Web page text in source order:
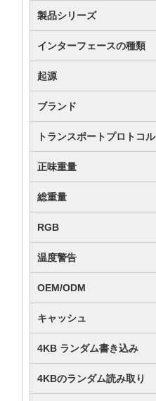
製品シリーズ
インターフェースの種類
起源
ブランド
トランスポートプロトコル
正味重量
総重量
RGB
温度警告
OEM/ODM
キャッシュ
4KB ランダム書き込み
4KBのランダム読み取り